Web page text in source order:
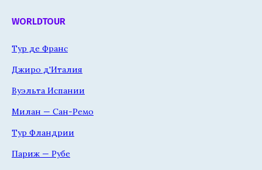
WORLDTOUR
Тур де Франс
Джиро д'Италия
Вуэльта Испании
Милан — Сан-Ремо
Тур Фландрии
Париж — Рубе